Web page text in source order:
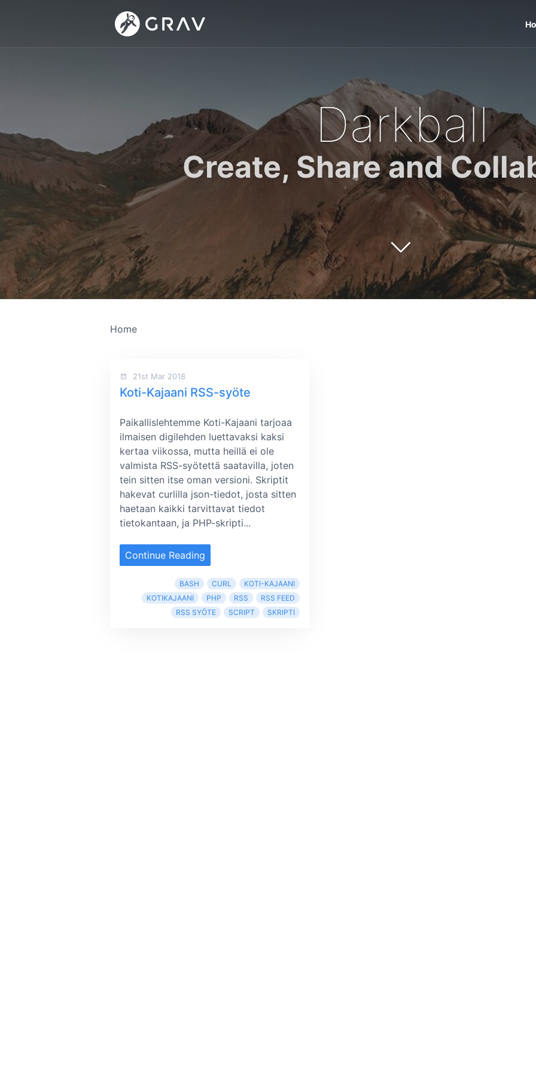
Darkball
Create, Share and
Home
21st Mar 2018
Koti-Kajaani RSS-syöte
Paikallislehtemme Koti-Kajaani tarjoaa
ilmaisen digilehden luettavaksi kaksi
kertaa viikossa, mutta heillä ei ole
valmista RSS-syötettä saatavilla, joten
tein sitten itse oman versioni. Skriptit
hakevat curlilla json-tiedot, josta sitten
haetaan kaikki tarvittavat tiedot
tietokantaan, ja PHP-skripti...
Continue Reading
BASH CURL
KOTI-KAJAANI
KOTIKAJAANI
PHP RSS
RSS FEED
RSS SYÖTE
SCRIPT SKRIPTI